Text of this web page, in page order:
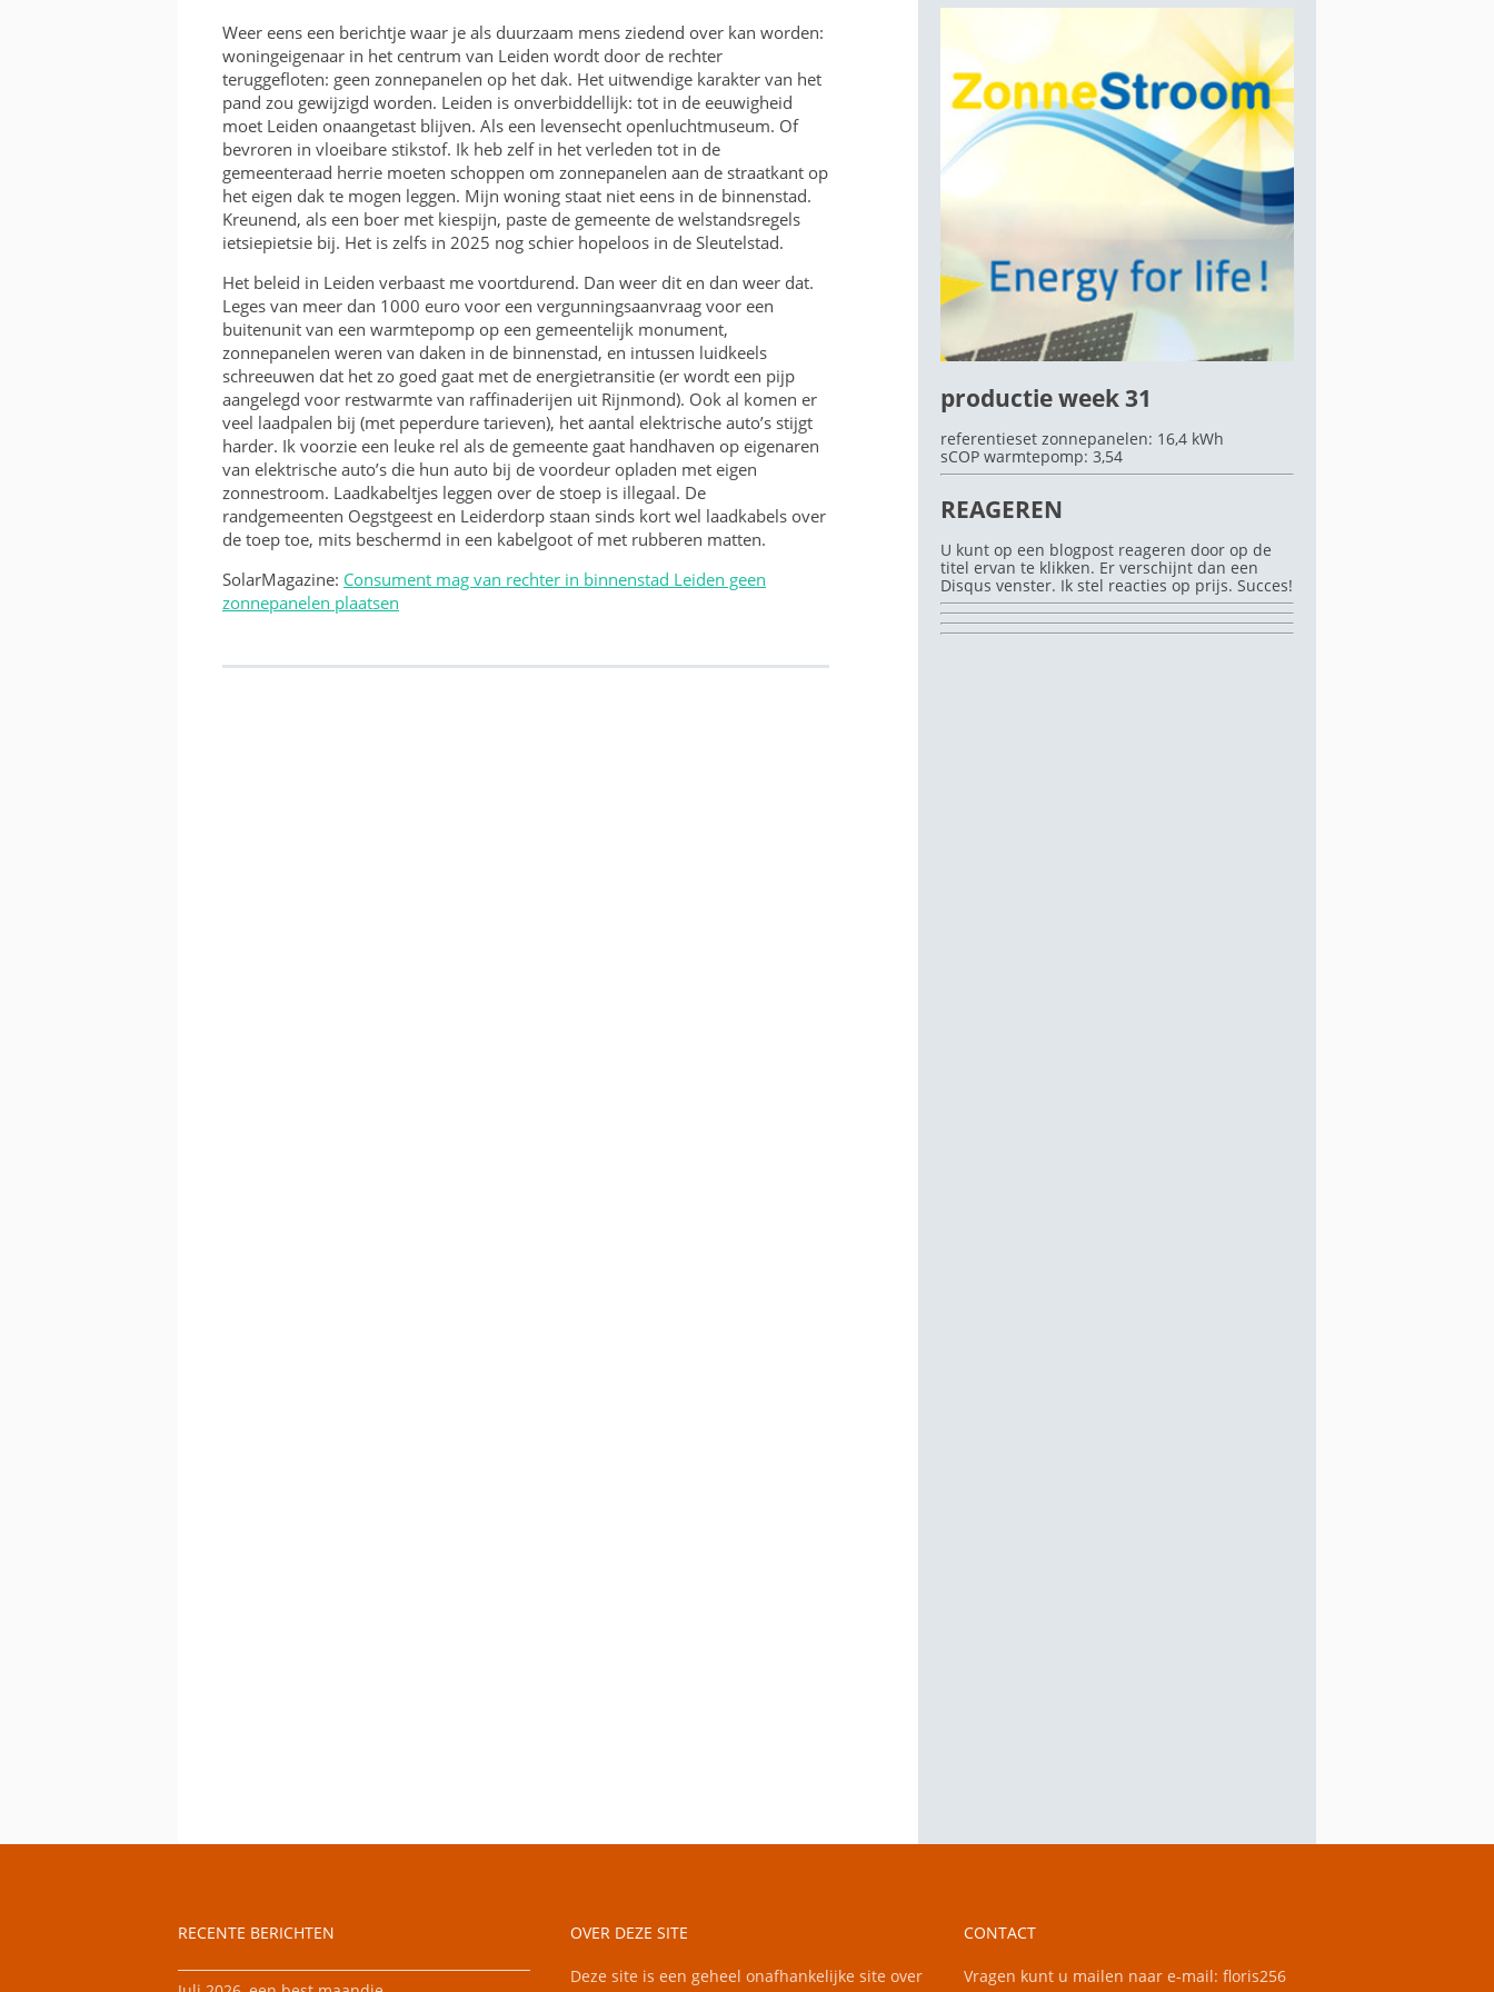
FRAME OF BAK
RICHTING EN INVALSHOEK
TWEEDEHANDS
VERGUNNING
Weer eens een berichtje waar je als duurzaam mens ziedend over kan worden:
woningeigenaar in het centrum van Leiden wordt door de rechter
teruggefloten: geen zonnepanelen op het dak. Het uitwendige karakter van het
pand zou gewijzigd worden. Leiden is onverbiddellijk: tot in de eeuwigheid
moet Leiden onaangetast blijven. Als een levensecht openluchtmuseum. Of
bevroren in vloeibare stikstof. Ik heb zelf in het verleden tot in de
gemeenteraad herrie moeten schoppen om zonnepanelen aan de straatkant op
het eigen dak te mogen leggen. Mijn woning staat niet eens in de binnenstad.
Kreunend, als een boer met kiespijn, paste de gemeente de welstandsregels
ietsiepietsie bij. Het is zelfs in 2025 nog schier hopeloos in de Sleutelstad.
Het beleid in Leiden verbaast me voortdurend. Dan weer dit en dan weer dat.
Leges van meer dan 1000 euro voor een vergunningsaanvraag voor een
buitenunit van een warmtepomp op een gemeentelijk monument,
zonnepanelen weren van daken in de binnenstad, en intussen luidkeels
schreeuwen dat het zo goed gaat met de energietransitie (er wordt een pijp
aangelegd voor restwarmte van raffinaderijen uit Rijnmond). Ook al komen er
veel laadpalen bij (met peperdure tarieven), het aantal elektrische auto’s stijgt
harder. Ik voorzie een leuke rel als de gemeente gaat handhaven op eigenaren
van elektrische auto’s die hun auto bij de voordeur opladen met eigen
zonnestroom. Laadkabeltjes leggen over de stoep is illegaal. De
randgemeenten Oegstgeest en Leiderdorp staan sinds kort wel laadkabels over
de toep toe, mits beschermd in een kabelgoot of met rubberen matten.
SolarMagazine: Consument mag van rechter in binnenstad Leiden geen
zonnepanelen plaatsen
productie week 31
referentieset zonnepanelen: 16,4 kWh
sCOP warmtepomp: 3,54
REAGEREN
U kunt op een blogpost reageren door op de
titel ervan te klikken. Er verschijnt dan een
Disqus venster. Ik stel reacties op prijs. Succes!
RECENTE BERICHTEN OVER DEZE SITE
Deze site is een geheel onafhankelijke site over
CONTACT
Vragen kunt u mailen naar e-mail: floris256